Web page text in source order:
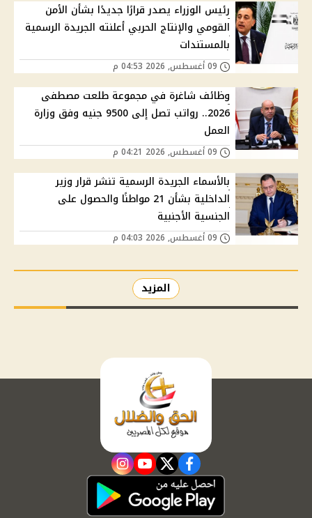
رئيس الوزراء يصدر قرارًا جديدًا بشأن الأمن
القومي والإنتاج الحربي أعلنته الجريدة الرسمية
بالمستندات
وظائف شاغرة في مجموعة طلعت مصطفى
2026.. رواتب تصل إلى 9500 جنيه وفق وزارة
العمل
بالأسماء الجريدة الرسمية تنشر قرار وزير
الداخلية بشأن 21 مواطنًا والحصول على
الجنسية الأجنبية
المزيد
facebook
twitter
youtube
instagram